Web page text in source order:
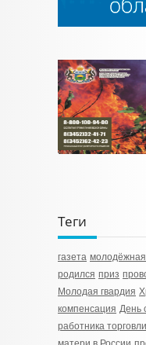
Теги
газета
родился приз
Молодая гвардия
компенсация День
работника торговли